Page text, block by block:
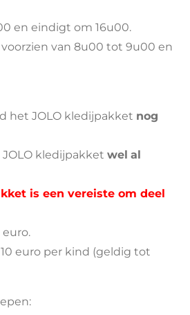
en eindigt om 16u00.
van 8u00 tot 9u00 en
het JOLO kledijpakket nog
kledijpakket wel al
is een vereiste om deel
euro.
euro per kind (geldig tot